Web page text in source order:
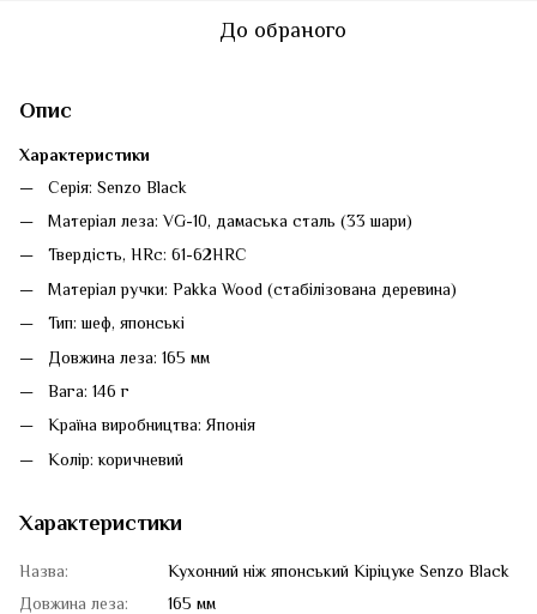
До обраного
Опис
Характеристики
Серія: Senzo Black
Матеріал леза: VG-10, дамаська сталь (33 шари)
Твердість, HRc: 61-62HRC
Матеріал ручки: Pakka Wood (стабілізована деревина)
Тип: шеф, японські
Довжина леза: 165 мм
Вага: 146 г
Країна виробництва: Японія
Колір: коричневий
Характеристики
Назва:
Кухонний ніж японський Кіріцуке Senzo Black
Довжина леза:
165 мм